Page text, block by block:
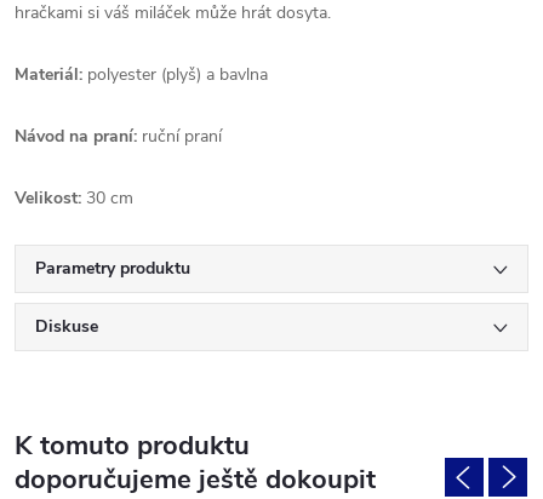
hračkami si váš miláček může hrát dosyta.
Materiál: polyester (plyš) a bavlna
Návod na praní: ruční praní
Velikost: 30 cm
Parametry produktu
Diskuse
K tomuto produktu
doporučujeme ještě dokoupit